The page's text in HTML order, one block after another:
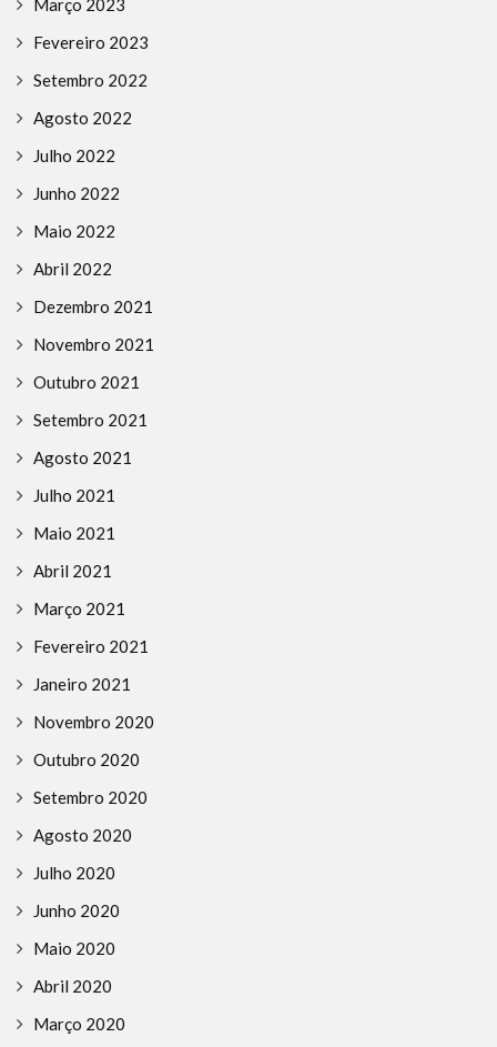
Março 2023
Fevereiro 2023
Setembro 2022
Agosto 2022
Julho 2022
Junho 2022
Maio 2022
Abril 2022
Dezembro 2021
Novembro 2021
Outubro 2021
Setembro 2021
Agosto 2021
Julho 2021
Maio 2021
Abril 2021
Março 2021
Fevereiro 2021
Janeiro 2021
Novembro 2020
Outubro 2020
Setembro 2020
Agosto 2020
Julho 2020
Junho 2020
Maio 2020
Abril 2020
Março 2020